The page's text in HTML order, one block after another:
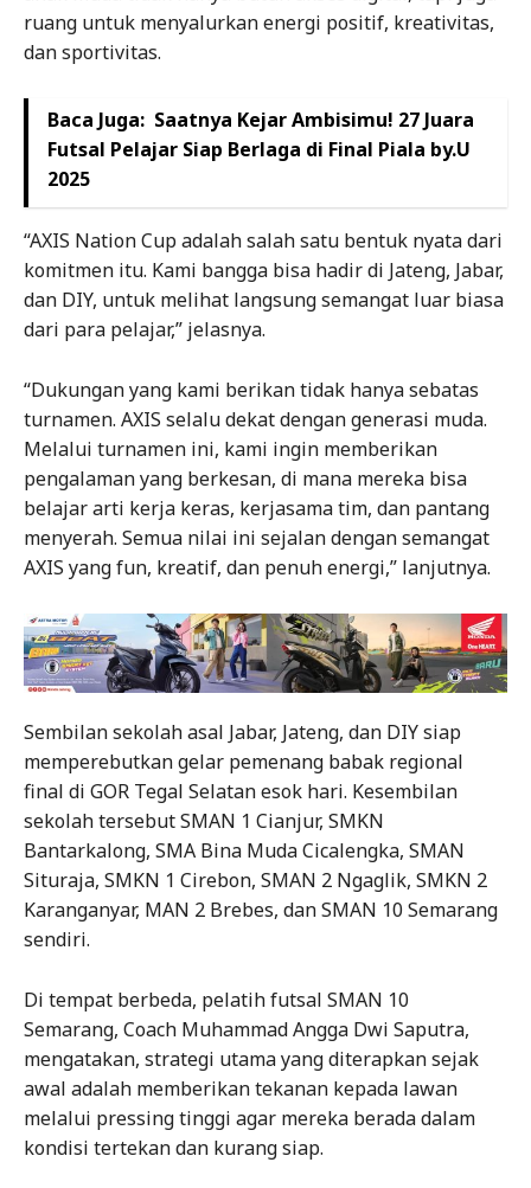
ruang untuk menyalurkan energi positif, kreativitas,
dan sportivitas.
Baca Juga: Saatnya Kejar Ambisimu! 27 Juara
Futsal Pelajar Siap Berlaga di Final Piala by.U
2025
“AXIS Nation Cup adalah salah satu bentuk nyata dari
komitmen itu. Kami bangga bisa hadir di Jateng, Jabar,
dan DIY, untuk melihat langsung semangat luar biasa
dari para pelajar,” jelasnya.
“Dukungan yang kami berikan tidak hanya sebatas
turnamen. AXIS selalu dekat dengan generasi muda.
Melalui turnamen ini, kami ingin memberikan
pengalaman yang berkesan, di mana mereka bisa
belajar arti kerja keras, kerjasama tim, dan pantang
menyerah. Semua nilai ini sejalan dengan semangat
AXIS yang fun, kreatif, dan penuh energi,” lanjutnya.
Sembilan sekolah asal Jabar, Jateng, dan DIY siap
memperebutkan gelar pemenang babak regional
final di GOR Tegal Selatan esok hari. Kesembilan
sekolah tersebut SMAN 1 Cianjur, SMKN
Bantarkalong, SMA Bina Muda Cicalengka, SMAN
Situraja, SMKN 1 Cirebon, SMAN 2 Ngaglik, SMKN 2
Karanganyar, MAN 2 Brebes, dan SMAN 10 Semarang
sendiri.
Di tempat berbeda, pelatih futsal SMAN 10
Semarang, Coach Muhammad Angga Dwi Saputra,
mengatakan, strategi utama yang diterapkan sejak
awal adalah memberikan tekanan kepada lawan
melalui pressing tinggi agar mereka berada dalam
kondisi tertekan dan kurang siap.